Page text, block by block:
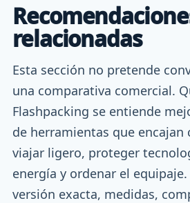
relacionadas
Esta sección no pretende
una comparativa comercial.
Flashpacking se entiende
de herramientas que encajan
viajar ligero, proteger
energía y ordenar el
versión exacta, medidas,